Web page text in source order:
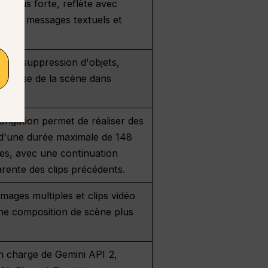
plus forte, reflète avec
les messages textuels et
et suppression d'objets,
précise de la scène dans
permet de réaliser des
durée maximale de 148
avec une continuation
des clips précédents.
multiples et clips vidéo
composition de scène plus
charge de Gemini API 2,